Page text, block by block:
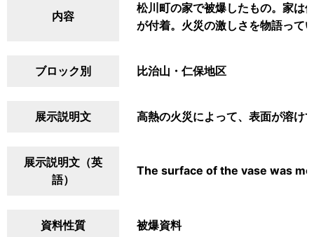
内容
松川町の家で被爆したもの。家は
が付着。火災の激しさを物語って
ブロック別 比治山・仁保地区
展示説明文 高熱の火災によって、表面が溶け
展示説明文（英
語）
The surface of the vase was
資料性質 被爆資料